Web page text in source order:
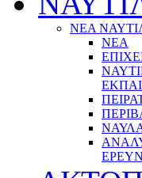
ΝΕΑ
ΝΕΑ